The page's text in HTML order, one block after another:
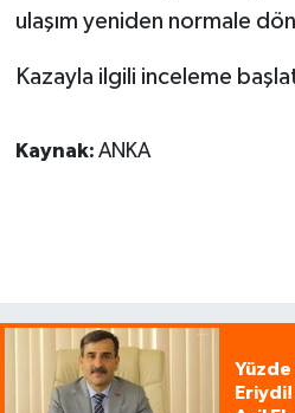
ulaşım yeniden normale
Kazayla ilgili inceleme
Kaynak: ANKA
Yüzde